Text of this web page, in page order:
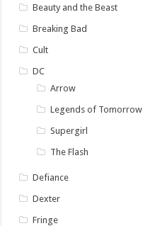
Beauty and the Beast
Breaking Bad
Cult
DC
Arrow
Legends of Tomorrow
Supergirl
The Flash
Defiance
Dexter
Fringe